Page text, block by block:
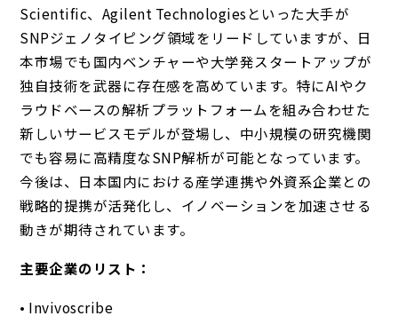
Scientific、Agilent Technologiesといった大手が
SNPジェノタイピング領域をリードしていますが、日
本市場でも国内ベンチャーや大学発スタートアップが
独自技術を武器に存在感を高めています。特にAIやク
ラウドベースの解析プラットフォームを組み合わせた
新しいサービスモデルが登場し、中小規模の研究機関
でも容易に高精度なSNP解析が可能となっています。
今後は、日本国内における産学連携や外資系企業との
戦略的提携が活発化し、イノベーションを加速させる
動きが期待されています。
主要企業のリスト：
• Invivoscribe